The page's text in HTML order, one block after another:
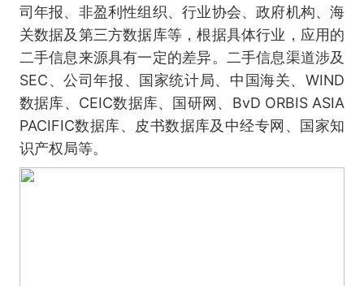
司年报、非盈利性组织、行业协会、政府机构、海
关数据及第三方数据库等，根据具体行业，应用的
二手信息来源具有一定的差异。二手信息渠道涉及
SEC、公司年报、国家统计局、中国海关、WIND
数据库、CEIC数据库、国研网、BvD ORBIS ASIA
PACIFIC数据库、皮书数据库及中经专网、国家知
识产权局等。